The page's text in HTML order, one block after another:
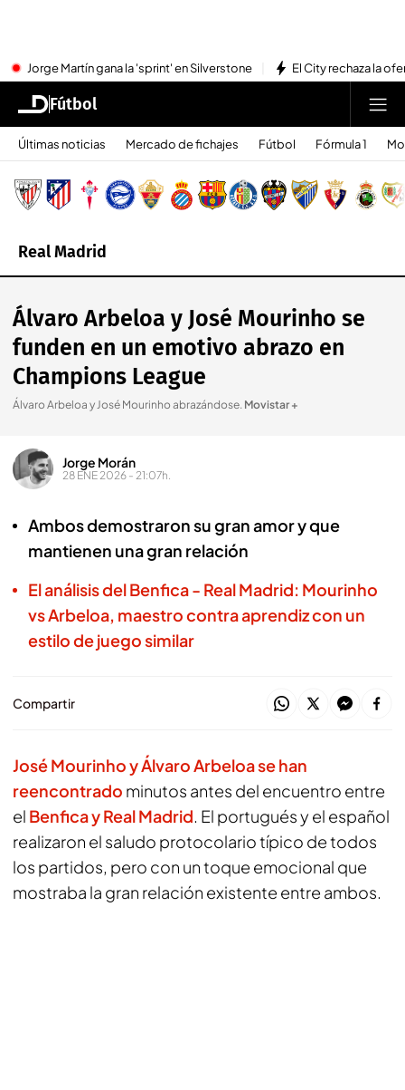
Jorge Martín gana la 'sprint' en Silverstone El City rechaza la
Fútbol
Últimas noticias Mercado de fichajes Fútbol Fórmula 1
Real Madrid
Álvaro Arbeloa y José Mourinho se
funden en un emotivo abrazo en
Champions League
Álvaro Arbeloa y José Mourinho abrazándose. Movistar +
Jorge Morán
28 ENE 2026 - 21:07h.
Ambos demostraron su gran amor y que
mantienen una gran relación
El análisis del Benfica - Real Madrid: Mourinho
vs Arbeloa, maestro contra aprendiz con un
estilo de juego similar
Compartir
José Mourinho y Álvaro Arbeloa se han
reencontrado minutos antes del encuentro entre
el Benfica y Real Madrid. El portugués y el español
realizaron el saludo protocolario típico de todos
los partidos, pero con un toque emocional que
mostraba la gran relación existente entre ambos.